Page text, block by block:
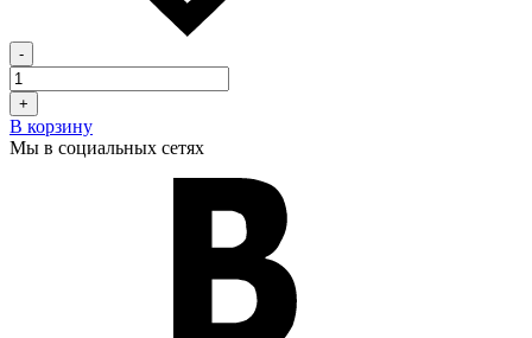
-
+
В корзину
Мы в социальных сетях